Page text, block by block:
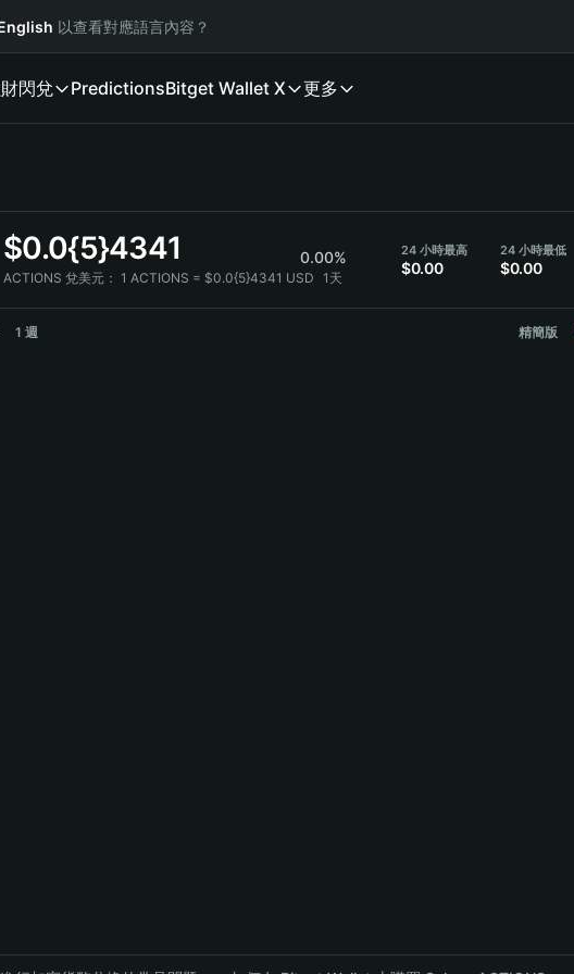
以查看對應語言內容？
閃兌 PredictionsBitget Wallet X 更多
$0.0{5}4341 0.00%
ACTIONS 兌美元： 1 ACTIONS = $0.0{5}4341 USD 1天
24 小時最高
$0.00
24 小時最低
$0.00
1 週 精簡版